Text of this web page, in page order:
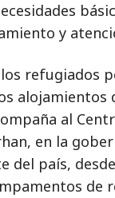
y
refugiados
alojamientos
al
en la
del país,
de